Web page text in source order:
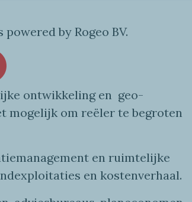
by Rogeo BV.
ontwikkeling en geo-
mogelijk om reëler te begroten
management en ruimtelijke
en kostenverhaal.